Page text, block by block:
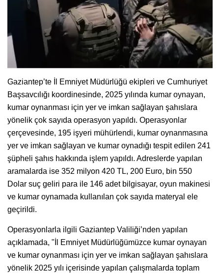
Gaziantep’te İl Emniyet Müdürlüğü ekipleri ve Cumhuriyet
Başsavcılığı koordinesinde, 2025 yılında kumar oynayan,
kumar oynanması için yer ve imkan sağlayan şahıslara
yönelik çok sayıda operasyon yapıldı. Operasyonlar
çerçevesinde, 195 işyeri mühürlendi, kumar oynanmasına
yer ve imkan sağlayan ve kumar oynadığı tespit edilen 241
şüpheli şahıs hakkında işlem yapıldı. Adreslerde yapılan
aramalarda ise 352 milyon 420 TL, 200 Euro, bin 550
Dolar suç geliri para ile 146 adet bilgisayar, oyun makinesi
ve kumar oynamada kullanılan çok sayıda materyal ele
geçirildi.
Operasyonlarla ilgili Gaziantep Valiliği’nden yapılan
açıklamada, "İl Emniyet Müdürlüğümüzce kumar oynayan
ve kumar oynanması için yer ve imkan sağlayan şahıslara
yönelik 2025 yılı içerisinde yapılan çalışmalarda toplam